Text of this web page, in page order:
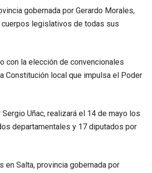
gobernada por Gerardo Morales,
legislativos de todas sus
con la elección de convencionales
Constitución local que impulsa el Poder
Uñac, realizará el 14 de mayo los
departamentales y 17 diputados por
en Salta, provincia gobernada por